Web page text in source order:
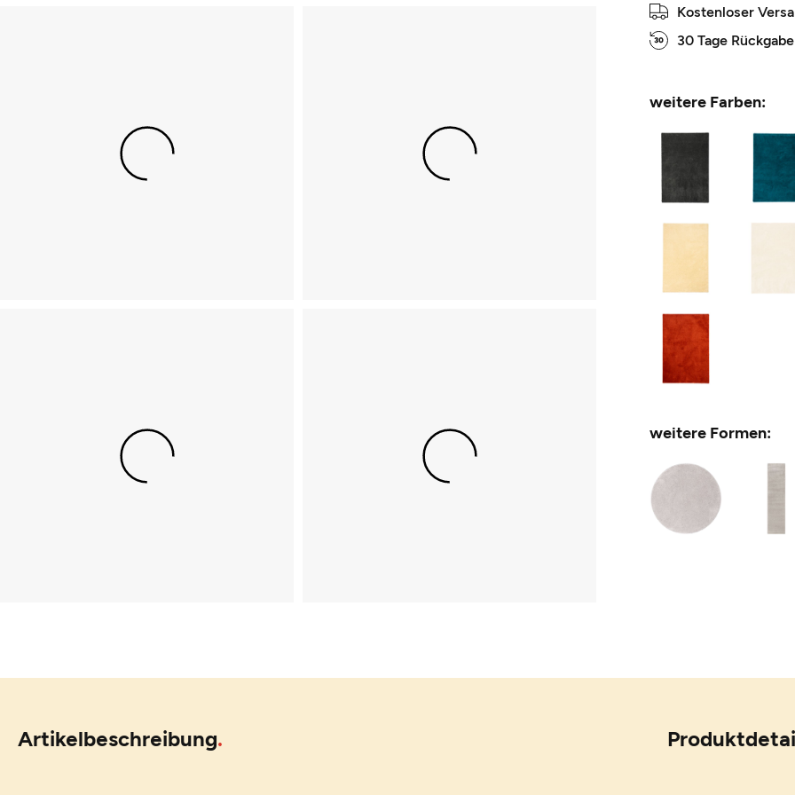
Kostenloser
30 Tage
weitere Farben:
weitere Formen:
Artikelbeschreibung